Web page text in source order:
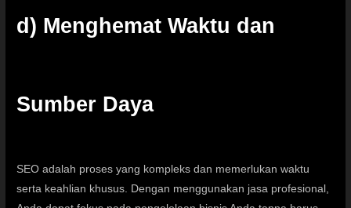
d) Menghemat Waktu dan
Sumber Daya
SEO adalah proses yang kompleks dan memerlukan waktu
serta keahlian khusus. Dengan menggunakan jasa profesional,